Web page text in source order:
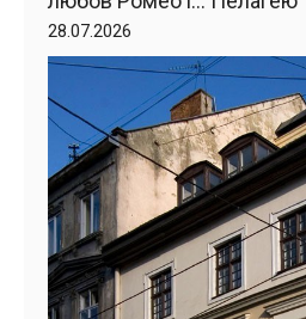
28.07.2026